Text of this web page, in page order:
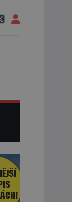
čupakabra.